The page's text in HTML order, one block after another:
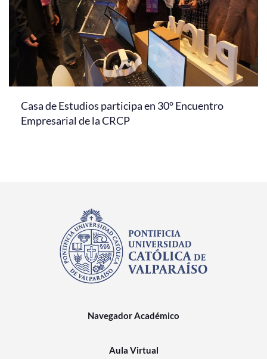
Casa de Estudios participa en 30° Encuentro
Empresarial de la CRCP
Navegador Académico
Aula Virtual